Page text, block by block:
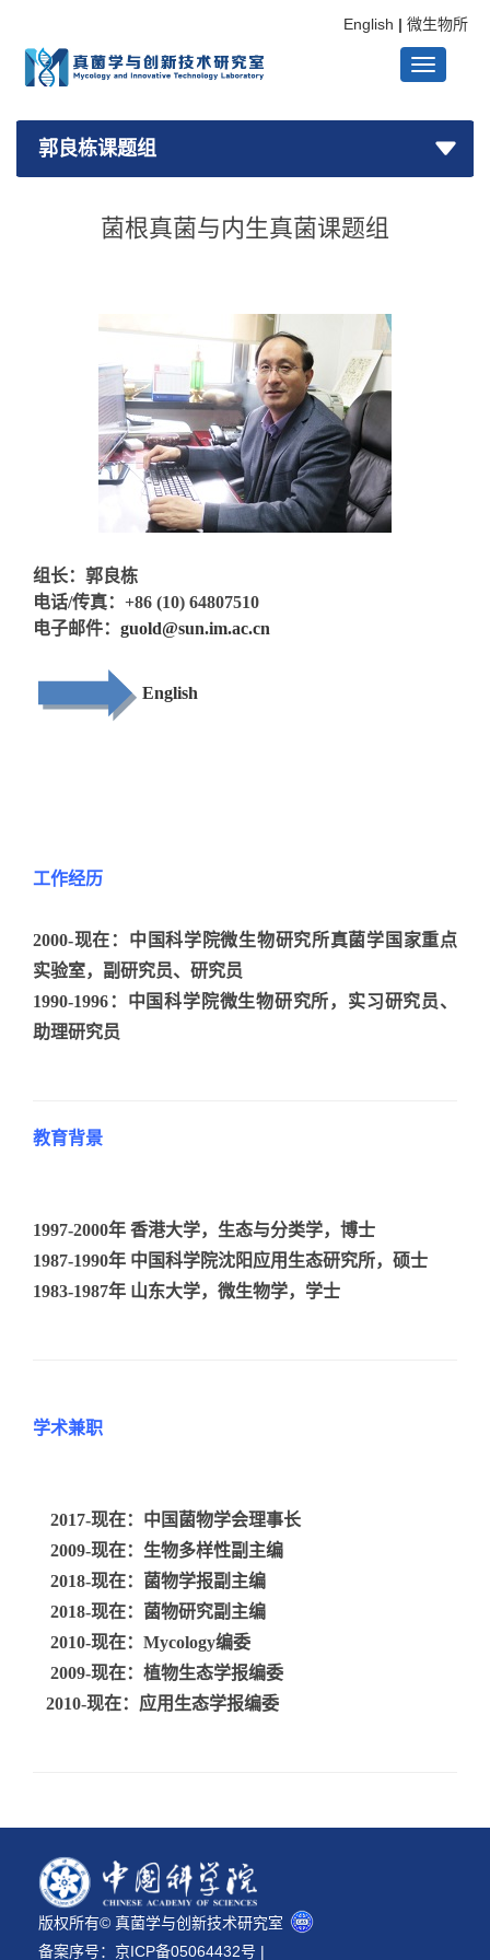
English | 微生物所
Toggle
郭良栋课题组
菌根真菌与内生真菌课题组
组长：郭良栋
电话/传真：+86 (10) 64807510
电子邮件： guold@sun.im.ac.cn
English
工作经历
2000-现在：中国科学院微生物研究所真菌学国家重点
实验室，副研究员、研究员
1990-1996：中国科学院微生物研究所，实习研究员、
助理研究员
教育背景
1997-2000年 香港大学，生态与分类学，博士
1987-1990年 中国科学院沈阳应用生态研究所，硕士
1983-1987年 山东大学，微生物学，学士
学术兼职
2017-现在：中国菌物学会理事长
2009-现在：生物多样性副主编
2018-现在：菌物学报副主编
2018-现在：菌物研究副主编
2010-现在： Mycology编委
2009-现在：植物生态学报编委
2010-现在：应用生态学报编委
版权所有© 真菌学与创新技术研究室
备案序号： 京ICP备05064432号 |